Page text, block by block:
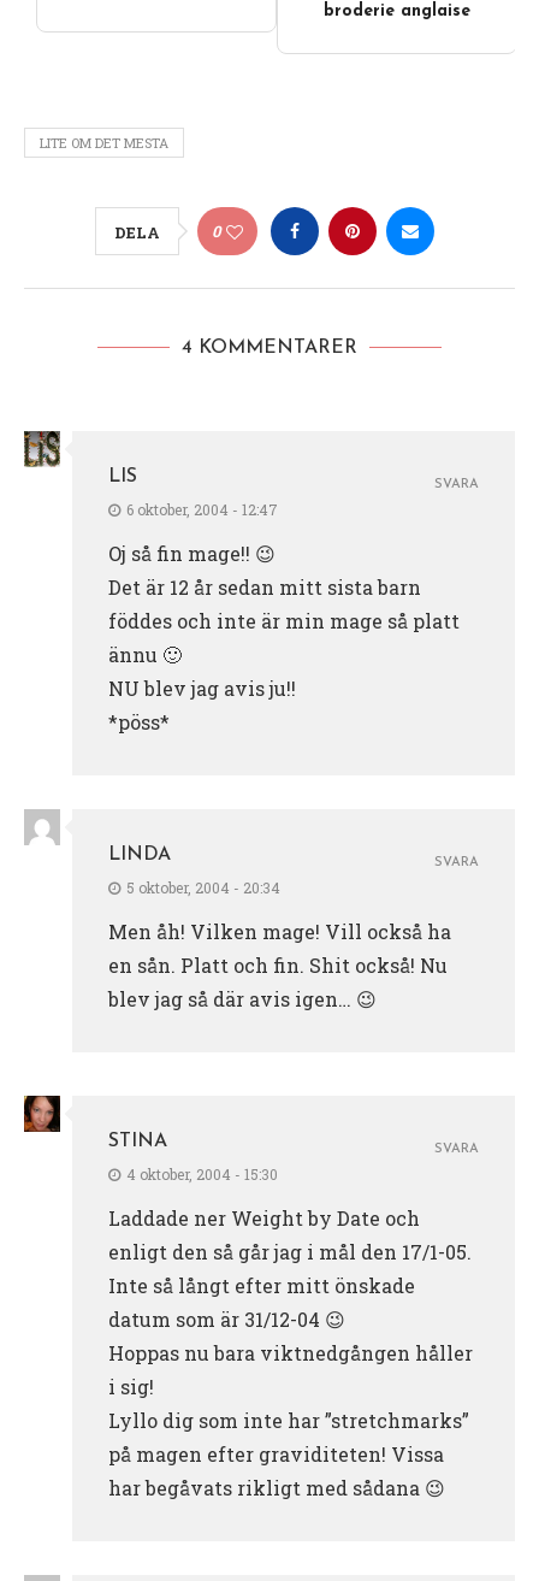
broderie anglaise
LITE OM DET MESTA
DELA 0
4 KOMMENTARER
LIS
6 oktober, 2004 - 12:47
Oj så fin mage!! 😉
Det är 12 år sedan mitt sista barn
föddes och inte är min mage så platt
ännu 🙂
NU blev jag avis ju!!
*pöss*
SVARA
LINDA
5 oktober, 2004 - 20:34
Men åh! Vilken mage! Vill också ha
en sån. Platt och fin. Shit också! Nu
blev jag så där avis igen… 😉
SVARA
STINA
4 oktober, 2004 - 15:30
Laddade ner Weight by Date och
enligt den så går jag i mål den 17/1-05.
Inte så långt efter mitt önskade
datum som är 31/12-04 😉
Hoppas nu bara viktnedgången håller
i sig!
Lyllo dig som inte har ”stretchmarks”
på magen efter graviditeten! Vissa
har begåvats rikligt med sådana 😉
SVARA